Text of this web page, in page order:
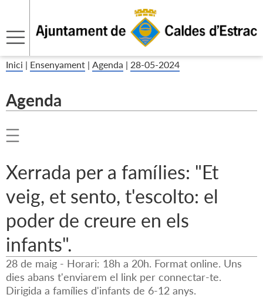
Inici | Ensenyament | Agenda | 28-05-2024
Agenda
Xerrada per a famílies: "Et
veig, et sento, t'escolto: el
poder de creure en els
infants".
28 de maig - Horari: 18h a 20h. Format online. Uns
dies abans t'enviarem el link per connectar-te.
Dirigida a famílies d'infants de 6-12 anys.